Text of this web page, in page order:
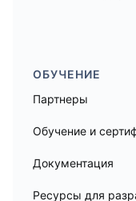
ОБУЧЕНИЕ
Партнеры
Обучение и
Документация
Ресурсы для